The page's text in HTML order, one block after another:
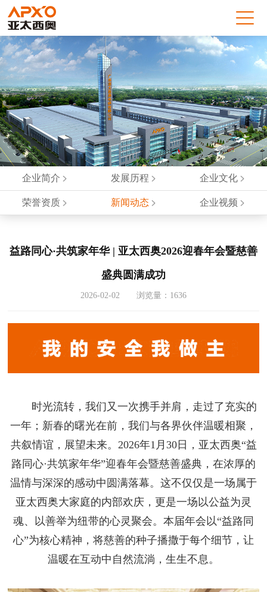
企业简介 发展历程 企业文化
荣誉资质 新闻动态 企业视频
益路同心·共筑家年华 | 亚太西奥2026迎春年会暨慈善
盛典圆满成功
2026-02-02 浏览量：1636
时光流转，我们又一次携手并肩，走过了充实的
一年；新春的曙光在前，我们与各界伙伴温暖相聚，
共叙情谊，展望未来。2026年1月30日，亚太西奥“益
路同心·共筑家年华”迎春年会暨慈善盛典，在浓厚的
温情与深深的感动中圆满落幕。这不仅仅是一场属于
亚太西奥大家庭的内部欢庆，更是一场以公益为灵
魂、以善举为纽带的心灵聚会。本届年会以“益路同
心”为核心精神，将慈善的种子播撒于每个细节，让
温暖在互动中自然流淌，生生不息。